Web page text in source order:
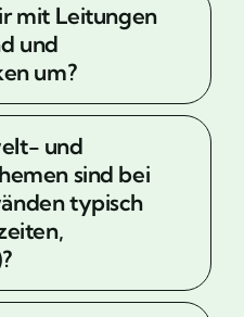
mit Leitungen
und
um?
und
sind bei
typisch